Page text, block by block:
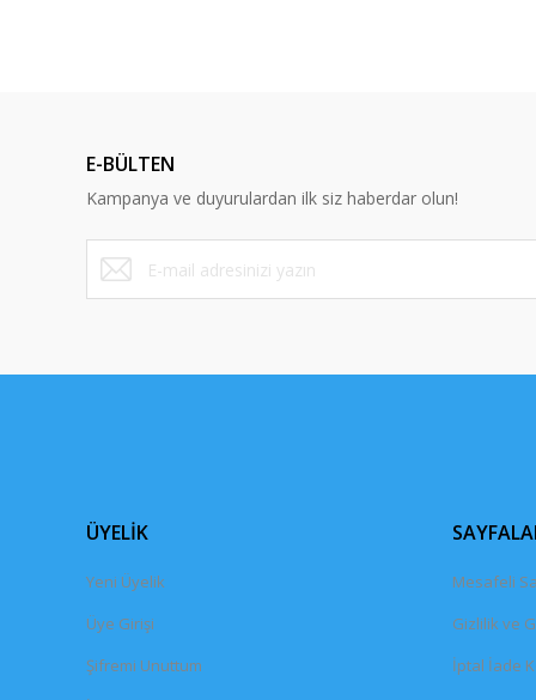
Ürün bilgilerinde hatalar bulunuyor.
Ürün fiyatı diğer sitelerden daha pahalı.
Bu ürüne benzer farklı alternatifler olmalı.
E-BÜLTEN
Kampanya ve duyurulardan ilk siz haberdar olun!
ÜYELİK
Yeni Üyelik
Üye Girişi
Şifremi Unuttum
Mesafeli
Gizlilik ve
İptal İade